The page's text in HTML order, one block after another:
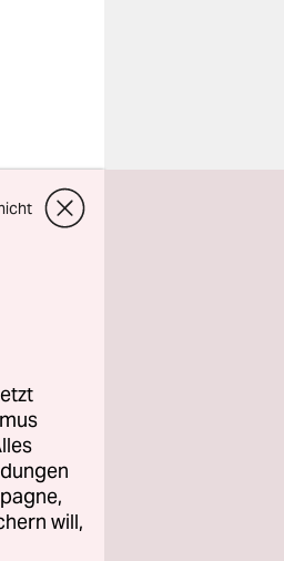
will,